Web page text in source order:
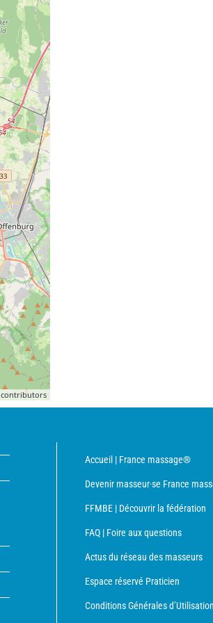
contributors
Accueil | France massage®
Devenir masseur·se France
FFMBE | Découvrir la fédération
FAQ | Foire aux questions
Actus du réseau des masseurs
Espace réservé Praticien
Conditions Générales d’Utilisation